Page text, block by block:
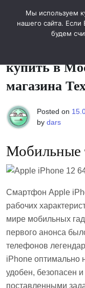
Мобильные
купить в
магазина
Posted on
by dars
Мобильные
Смартфон Apple
рабочих
мире мобильных
первого анонса
телефонов
iPhone оптимально
удобен, безопасен
поставленными
Мы используем
нашего сайта.
будем